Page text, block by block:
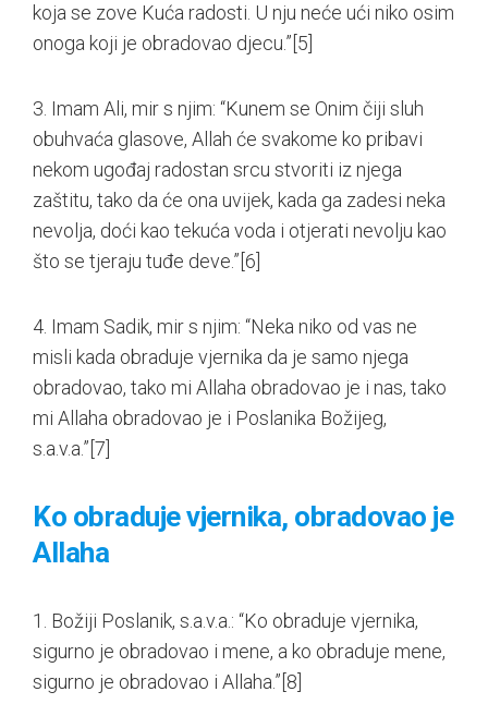
koja se zove Kuća radosti. U nju neće ući niko osim
onoga koji je obradovao djecu.” [5]
3. Imam Ali, mir s njim: “Kunem se Onim čiji sluh
obuhvaća glasove, Allah će svakome ko pribavi
nekom ugođaj radostan srcu stvoriti iz njega
zaštitu, tako da će ona uvijek, kada ga zadesi neka
nevolja, doći kao tekuća voda i otjerati nevolju kao
što se tjeraju tuđe deve.” [6]
4. Imam Sadik, mir s njim: “Neka niko od vas ne
misli kada obraduje vjernika da je samo njega
obradovao, tako mi Allaha obradovao je i nas, tako
mi Allaha obradovao je i Poslanika Božijeg,
s.a.v.a.” [7]
Ko obraduje vjernika, obradovao je
Allaha
1. Božiji Poslanik, s.a.v.a.: “Ko obraduje vjernika,
sigurno je obradovao i mene, a ko obraduje mene,
sigurno je obradovao i Allaha.” [8]